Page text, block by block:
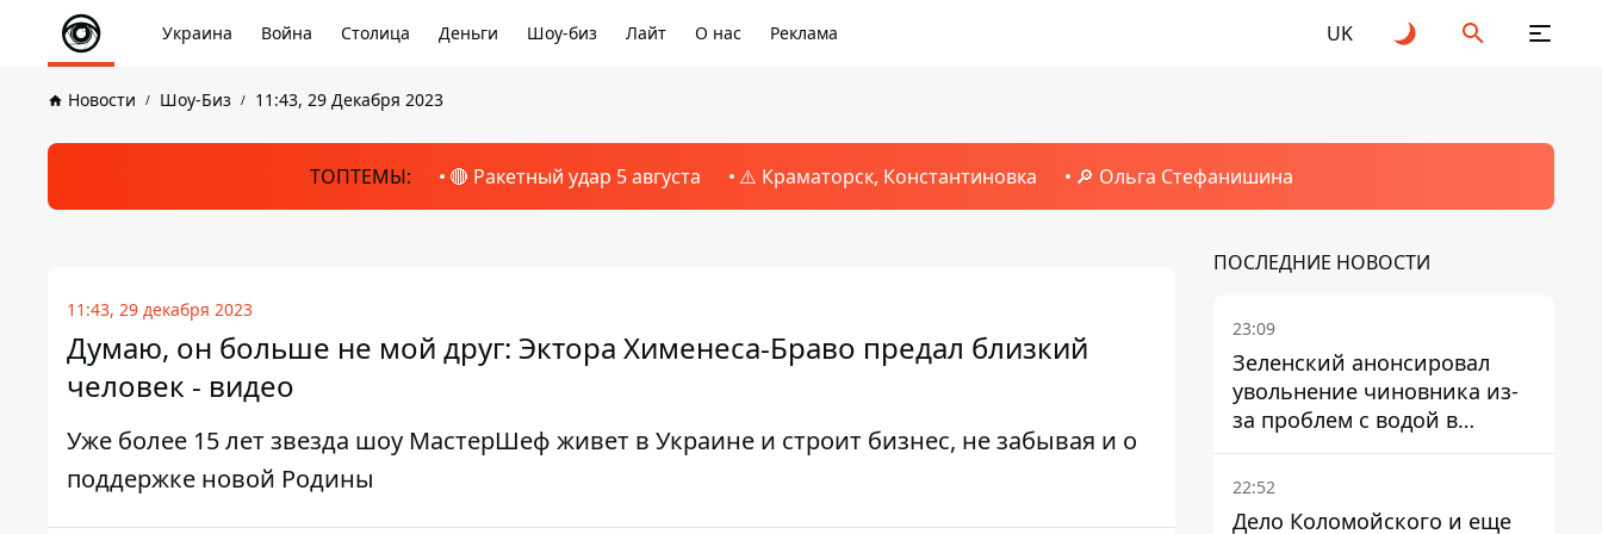
Украина Война Столица Деньги Шоу-биз Лайт О нас Реклама UK
Новости Шоу-Биз 11:43, 29 Декабря 2023
ТОПТЕМЫ: 🔴 Ракетный удар 5 августа ⚠️ Краматорск, Константиновка 🔎 Ольга Стефанишина
11:43, 29 декабря 2023
Думаю, он больше не мой друг: Эктора Хименеса-Браво предал близкий
человек - видео
Уже более 15 лет звезда шоу МастерШеф живет в Украине и строит бизнес, не забывая и о
поддержке новой Родины
ПОСЛЕДНИЕ НОВОСТИ
23:09
Зеленский анонсировал
увольнение чиновника из-
за проблем с водой в
Марганце
22:52
Дело Коломойского и еще